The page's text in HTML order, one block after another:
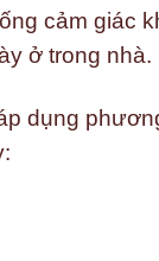
cảm giác
ở trong nhà.
dụng